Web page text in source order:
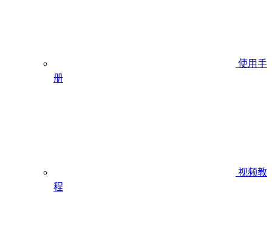
使用手
册
视频教
程